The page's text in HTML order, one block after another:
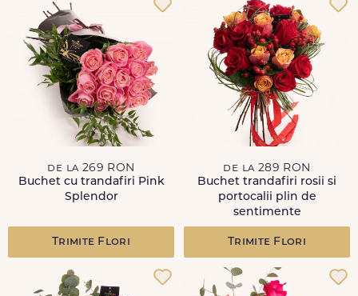
de la 269 RON
Buchet cu trandafiri Pink
Splendor
Trimite Flori
de la 289 RON
Buchet trandafiri rosii si
portocalii plin de
sentimente
Trimite Flori